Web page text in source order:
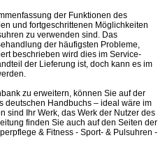
der Funktionen des
und fortgeschrittenen Möglichkeiten
zu verwenden sind. Das
der häufigsten Probleme,
beschrieben wird dies im Service-
der Lieferung ist, doch kann es im
zu erweitern, können Sie auf der
deutschen Handbuchs – ideal wäre im
sind Ihr Werk, das Werk der Nutzer des
finden Sie auch auf den Seiten der
& Fitness - Sport- & Pulsuhren -